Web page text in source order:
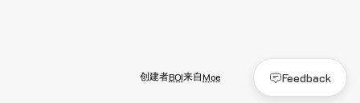
创建者BOI来自Moe Feedback